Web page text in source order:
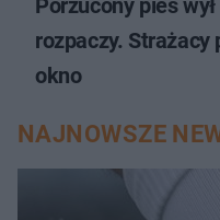
rozpaczy. Strażacy
okno
NAJNOWSZE